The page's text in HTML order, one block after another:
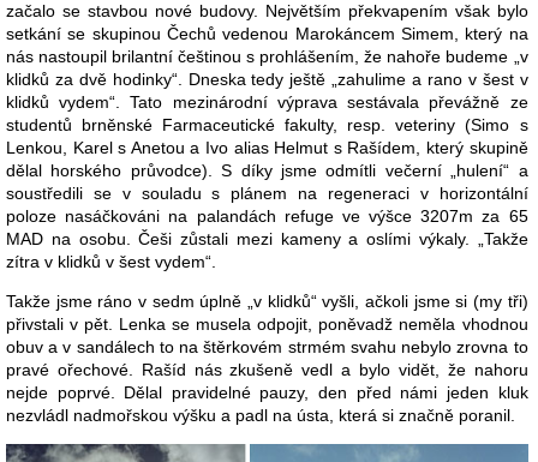
začalo se stavbou nové budovy. Největším překvapením však bylo
setkání se skupinou Čechů vedenou Marokáncem Simem, který na
nás nastoupil brilantní češtinou s prohlášením, že nahoře budeme „v
klidků za dvě hodinky“. Dneska tedy ještě „zahulime a rano v šest v
klidků vydem“. Tato mezinárodní výprava sestávala převážně ze
studentů brněnské Farmaceutické fakulty, resp. veteriny (Simo s
Lenkou, Karel s Anetou a Ivo alias Helmut s Rašídem, který skupině
dělal horského průvodce). S díky jsme odmítli večerní „hulení“ a
soustředili se v souladu s plánem na regeneraci v horizontální
poloze nasáčkováni na palandách refuge ve výšce 3207m za 65
MAD na osobu. Češi zůstali mezi kameny a oslími výkaly. „Takže
zítra v klidků v šest vydem“.
Takže jsme ráno v sedm úplně „v klidků“ vyšli, ačkoli jsme si (my tři)
přivstali v pět. Lenka se musela odpojit, poněvadž neměla vhodnou
obuv a v sandálech to na štěrkovém strmém svahu nebylo zrovna to
pravé ořechové. Rašíd nás zkušeně vedl a bylo vidět, že nahoru
nejde poprvé. Dělal pravidelné pauzy, den před námi jeden kluk
nezvládl nadmořskou výšku a padl na ústa, která si značně poranil.